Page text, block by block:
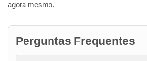
agora mesmo.
Perguntas Frequentes